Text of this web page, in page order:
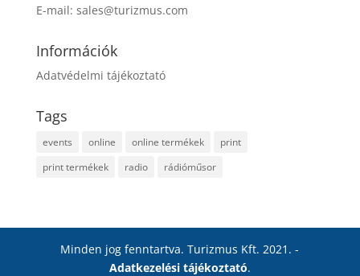
E-mail: sales@turizmus.com
Információk
Adatvédelmi tájékoztató
Tags
events online online termékek
print
print termékek
radio rádióműsor
Minden jog fenntartva. Turizmus Kft. 2021. -
Adatkezelési tájékoztató.